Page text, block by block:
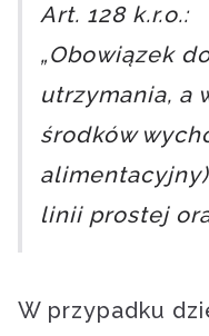
Art. 128 k.r.o.:
„Obowiązek
utrzymania, a
środków
linii prostej
W przypadku